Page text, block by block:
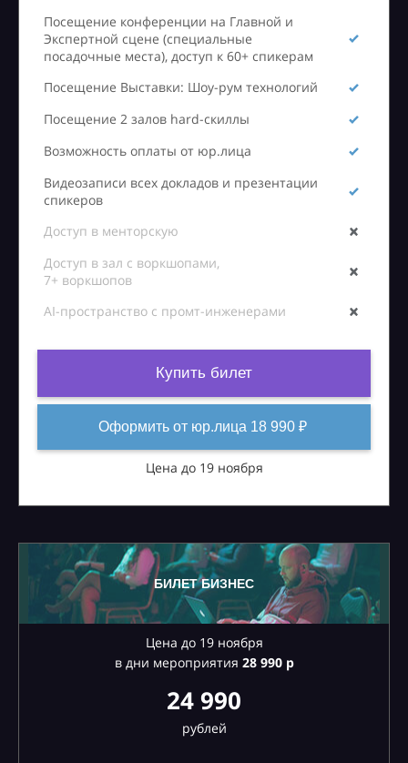
Посещение конференции на Главной и
Экспертной сцене (специальные
посадочные места), доступ к 60+ спикерам
Посещение Выставки: Шоу-рум технологий
Посещение 2 залов hard-скиллы
Возможность оплаты от юр.лица
Видеозаписи всех докладов и презентации
спикеров
Доступ в менторскую
Доступ в зал с воркшопами,
7+ воркшопов
AI-пространство с промт-инженерами
Купить билет
Оформить от юр.лица 18 990 ₽
Цена до 19 ноября
БИЛЕТ БИЗНЕС
Цена до 19 ноября
в дни мероприятия 28990 р
24 990
рублей